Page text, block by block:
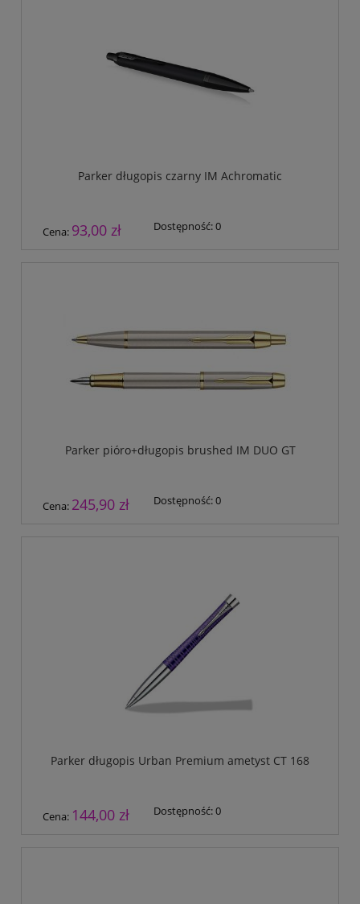
Parker długopis czarny IM Achromatic
Cena: 93,00 zł Dostępność:0
Parker pióro+długopis brushed IM DUO GT
Cena: 245,90 zł Dostępność:0
Parker długopis Urban Premium ametyst CT 168
Cena: 144,00 zł Dostępność:0